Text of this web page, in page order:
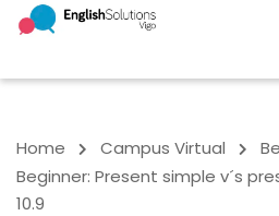
Home Campus Virtual
Beginner: Present simple v´s
10.9